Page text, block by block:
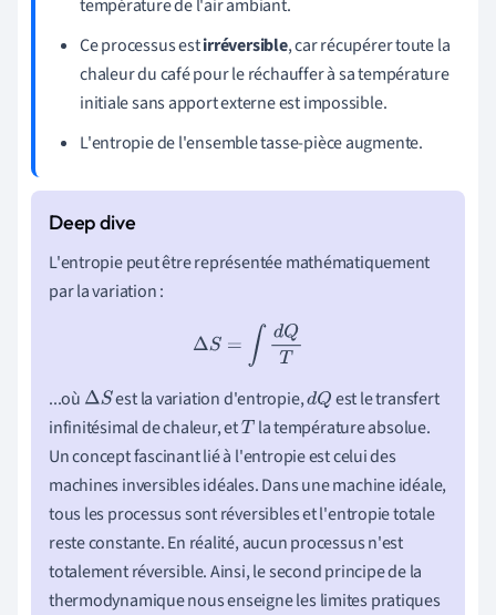
température de l'air ambiant.
Ce processus estirréversible, car récupérer toute la
chaleur du café pour le réchauffer à sa température
initiale sans apport externe est impossible.
L'entropie de l'ensemble tasse-pièce augmente.
L'entropie peut être représentée mathématiquement
par la variation :
Δ S= dQ T
...où ΔS est la variation d'entropie,dQ est le transfert
infinitésimal de chaleur, etT la température absolue.
Un concept fascinant lié à l'entropie est celui des
machines inversibles idéales. Dans une machine idéale,
tous les processus sont réversibles et l'entropie totale
reste constante. En réalité, aucun processus n'est
totalement réversible. Ainsi, le second principe de la
thermodynamique nous enseigne les limites pratiques